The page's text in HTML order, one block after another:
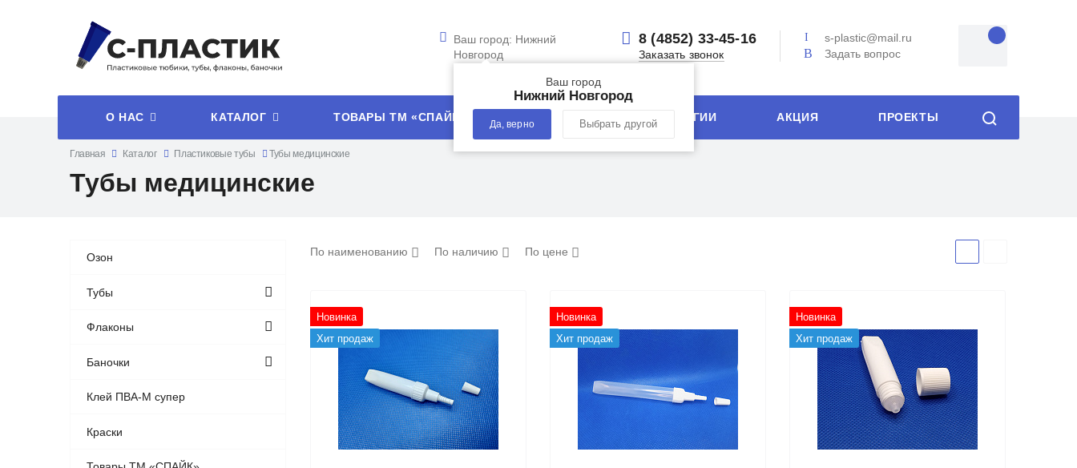
Ваш город: Нижний
Новгород
Ваш город
Нижний Новгород
Да, верно Выбрать другой
8 (4852) 33-45-16
Заказать звонок
s-plastic@mail.ru
Задать вопрос
О НАС КАТАЛОГ ТОВАРЫ ТМ «СПАЙК» ТЕХНОЛОГИИ АКЦИЯ ПРОЕКТЫ
Главная Каталог Пластиковые тубы Тубы медицинские
Тубы медицинские
Озон
Тубы
Флаконы
Баночки
Клей ПВА-М супер
Краски
По наименованию По наличию По цене
Новинка
Хит продаж
Новинка
Хит продаж
Новинка
Хит продаж